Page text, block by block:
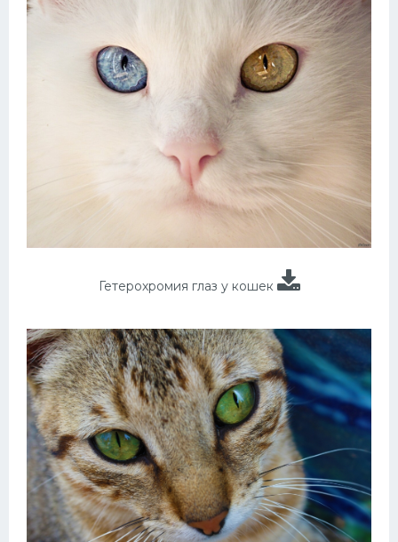
Гетерохромия глаз у кошек